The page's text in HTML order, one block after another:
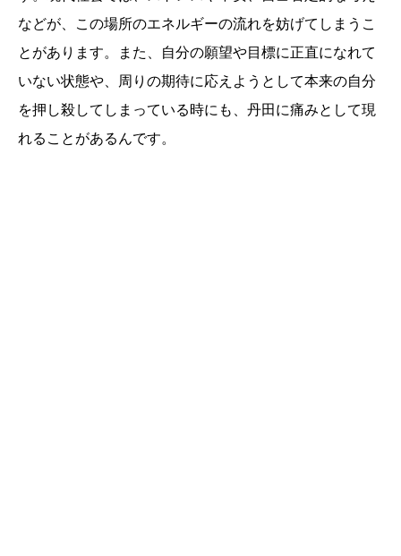
などが、この場所のエネルギーの流れを妨げてしまうこ
とがあります。また、自分の願望や目標に正直になれて
いない状態や、周りの期待に応えようとして本来の自分
を押し殺してしまっている時にも、丹田に痛みとして現
れることがあるんです。